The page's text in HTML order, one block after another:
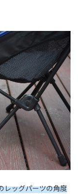
レッグパーツの角度